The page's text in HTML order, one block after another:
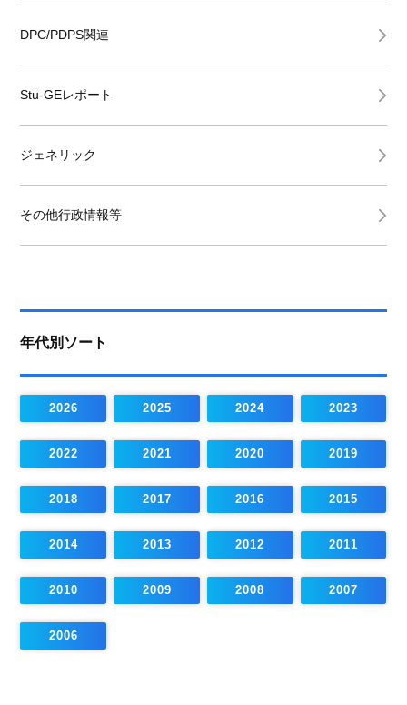
DPC/PDPS関連
Stu-GEレポート
ジェネリック
その他行政情報等
年代別ソート
2026 2025 2024 2023
2022 2021 2020 2019
2018 2017 2016 2015
2014 2013 2012 2011
2010 2009 2008 2007
2006